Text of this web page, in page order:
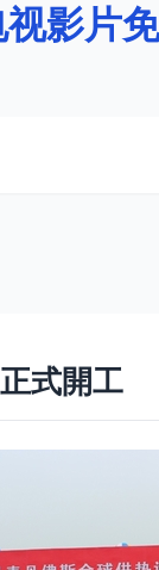
影片
式開工